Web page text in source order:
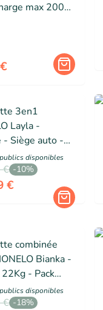
max 200
3en1
Layla -
- Siège auto -
- Habillage
-
22kg - Orange
s disponibles
€ -10%
€
combinée
Bianka -
- Pack
Nacelle,
Base
s disponibles
€ -18%